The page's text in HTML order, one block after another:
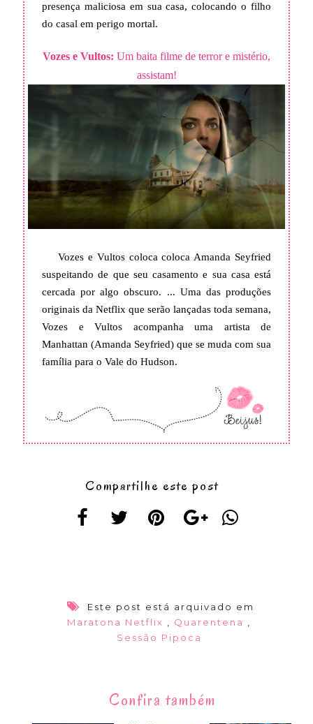
presença maliciosa em sua casa, colocando o filho
do casal em perigo mortal.
Vozes e Vultos: Um baita filme de terror e mistério,
assistam!
Vozes e Vultos coloca coloca Amanda Seyfried
suspeitando de que seu casamento e sua casa está
cercada por algo obscuro. ... Uma das produções
originais da Netflix que serão lançadas toda semana,
Vozes e Vultos acompanha uma artista de
Manhattan (Amanda Seyfried) que se muda com sua
família para o Vale do Hudson.
Compartilhe este post
Este post está arquivado em
Maratona Netflix
Quarentena
Sessão Pipoca
Confira também